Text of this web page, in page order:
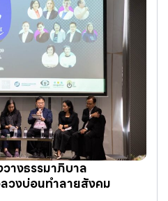
างธรรมาภิบาล
วงบ่อนทำลายสังคม